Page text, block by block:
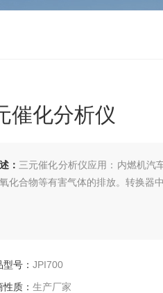
催化分析仪
： 三元催化分析仪应用：内燃机汽
化合物等有害气体的排放。转换器
型号： JPI700
性质： 生产厂家